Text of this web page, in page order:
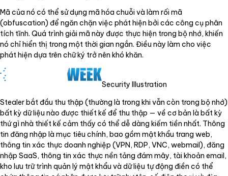
Mã của nó có thể sử dụng mã hóa chuỗi và làm rối mã
(obfuscation) để ngăn chặn việc phát hiện bởi các công cụ phân
tích tĩnh. Quá trình giải mã này được thực hiện trong bộ nhớ, khiến
nó chỉ hiển thị trong một thời gian ngắn. Điều này làm cho việc
phát hiện dựa trên chữ ký trở nên khó khăn.
Security Illustration
Stealer bắt đầu thu thập (thường là trong khi vẫn còn trong bộ nhớ)
bất kỳ dữ liệu nào được thiết kế để thu thập — về cơ bản là bất kỳ
thứ gì nhà thiết kế cảm thấy có thể dễ dàng kiếm tiền nhất. Thông
tin đăng nhập là mục tiêu chính, bao gồm mật khẩu trang web,
thông tin xác thực doanh nghiệp (VPN, RDP, VNC, webmail), đăng
nhập SaaS, thông tin xác thực nền tảng đám mây, tài khoản email,
kho lưu trữ trình quản lý mật khẩu và dữ liệu tự động điền có thể